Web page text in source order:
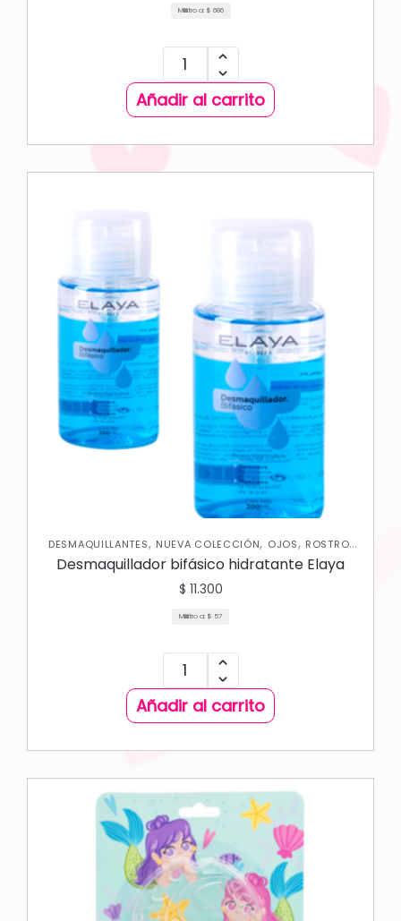
Mililitro a: $ 686
Añadir al carrito
DESMAQUILLANTES, NUEVA COLECCIÓN, OJOS, ROSTRO,
SKIN CARE FACIAL
Desmaquillador bifásico hidratante Elaya
$ 11.300
Mililitro a: $ 57
Añadir al carrito